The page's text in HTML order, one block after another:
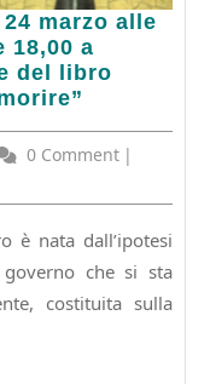
marzo alle
18,00 a
del libro
0 Comment |
è nata dall’ipotesi
che si sta
costituita sulla